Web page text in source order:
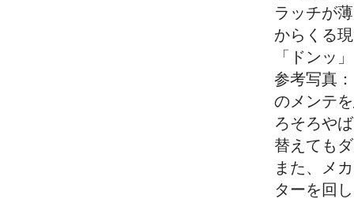
ラッチが
からくる
「ドンッ
参考写真
のメンテ
ろそろや
替えても
また、メ
ターを回